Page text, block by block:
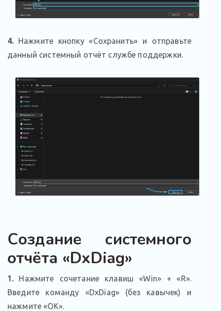
4.Нажмите кнопку «Сохранить» и отправьте
данный системный отчёт службе поддержки.
Создание системного
отчёта «DxDiag»
1.Нажмите сочетание клавиш «Win» + «R».
Введите команду «DxDiag» (без кавычек) и
нажмите «ОК».